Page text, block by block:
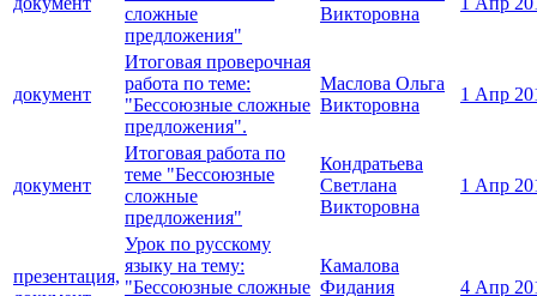
сложные
предложения"
Викторовна
документ
Итоговая проверочная
работа по теме:
"Бессоюзные сложные
предложения".
Маслова Ольга
Викторовна
1 Апр
документ
Итоговая работа по
теме "Бессоюзные
сложные
предложения"
Кондратьева
Светлана
Викторовна
1 Апр
презентация,
Урок по русскому
языку на тему:
"Бессоюзные сложные
Камалова
Фидания
4 Апр